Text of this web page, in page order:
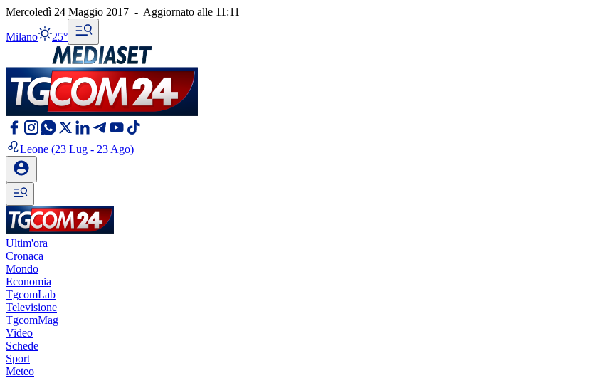
Mercoledì 24 Maggio 2017 - Aggiornato alle 11:11
Milano 25°
Leone (23 Lug - 23 Ago)
Ultim'ora
Cronaca
Mondo
Economia
TgcomLab
Televisione
TgcomMag
Video
Schede
Sport
Meteo